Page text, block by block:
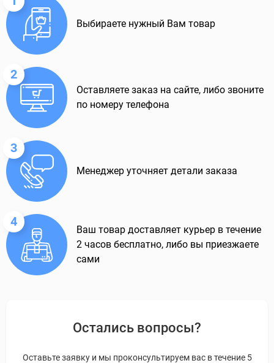
Выбираете нужный Вам товар
2
Оставляете заказ на сайте, либо звоните
по номеру телефона
3
Менеджер уточняет детали заказа
4
Ваш товар доставляет курьер в течение
2 часов бесплатно, либо вы приезжаете
сами
Остались вопросы?
Оставьте заявку и мы проконсультируем вас в течение 5